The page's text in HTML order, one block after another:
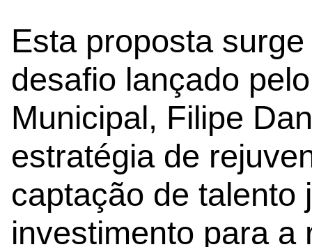
Esta proposta
desafio lançado
Municipal, Filipe
estratégia de
captação de talento
investimento para a